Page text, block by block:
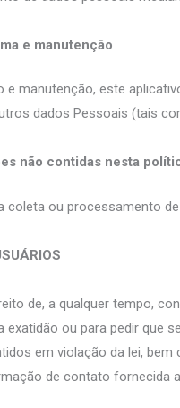
e manutenção
e manutenção, este
dados Pessoais (tais
não contidas nesta
coleta ou processamento
de, a qualquer tempo,
exatidão ou para pedir que
em violação da lei,
de contato fornecida